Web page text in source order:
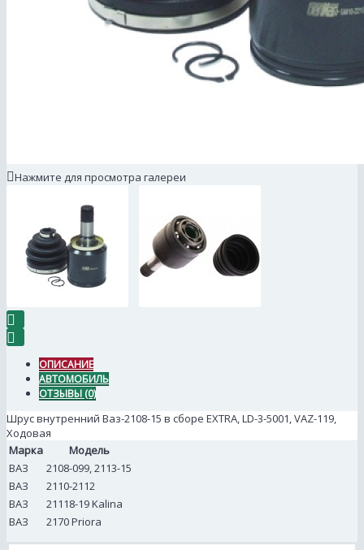
Нажмите для просмотра галереи
ОПИСАНИЕ
АВТОМОБИЛЬ
ОТЗЫВЫ (0)
Шрус внутренний Ваз-2108-15 в сборе EXTRA, LD-3-5001, VAZ-119,
Ходовая
Марка
Модель
ВАЗ
2108-099, 2113-15
ВАЗ
2110-2112
ВАЗ
21118-19 Kalina
ВАЗ
2170 Priora